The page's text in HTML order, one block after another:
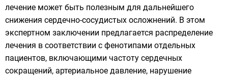
лечение может быть полезным для дальнейшего
снижения сердечно-сосудистых осложнений. В этом
экспертном заключении предлагается распределение
лечения в соответствии с фенотипами отдельных
пациентов, включающими частоту сердечных
сокращений, артериальное давление, нарушение